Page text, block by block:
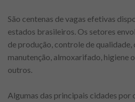
São centenas de vagas efetivas
estados brasileiros. Os setores
de produção, controle de qualidade,
manutenção, almoxarifado, higiene
outros.
Algumas das principais cidades por